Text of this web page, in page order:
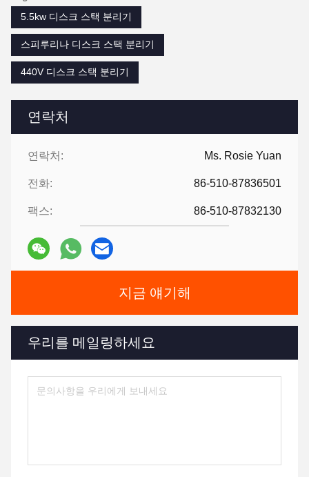
연락처
연락처: Ms. Rosie Yuan
전화: 86-510-87836501
팩스: 86-510-87832130
지금 얘기해
우리를 메일링하세요
5.5kw 디스크 스택 분리기
스피루리나 디스크 스택 분리기
440V 디스크 스택 분리기